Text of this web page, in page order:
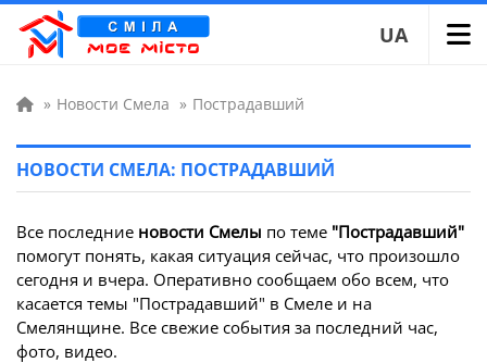
UA
» Новости Смела » Пострадавший
НОВОСТИ СМЕЛА: ПОСТРАДАВШИЙ
Все последние новости Смелы по теме "Пострадавший"
помогут понять, какая ситуация сейчас, что произошло
сегодня и вчера. Оперативно сообщаем обо всем, что
касается темы "Пострадавший" в Смеле и на
Смелянщине. Все свежие события за последний час,
фото, видео.